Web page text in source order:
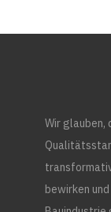
Wir glauben,
bewirken